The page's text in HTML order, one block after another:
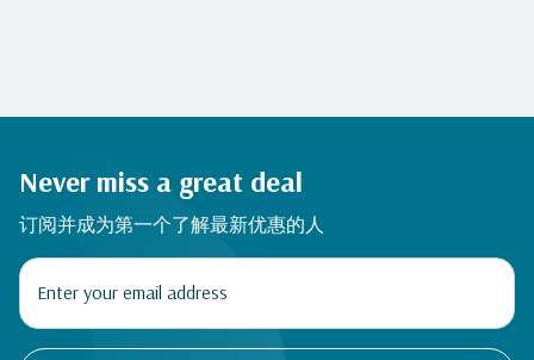
Never miss a great deal
订阅并成为第一个了解最新优惠的人